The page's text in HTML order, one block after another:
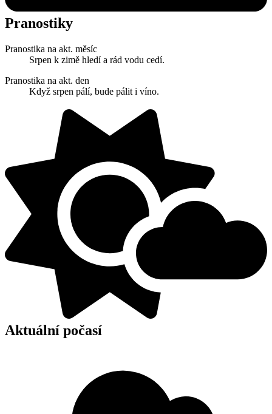
Pranostiky
Pranostika na akt. měsíc
Srpen k zimě hledí a rád vodu cedí.
Pranostika na akt. den
Když srpen pálí, bude pálit i víno.
Aktuální počasí